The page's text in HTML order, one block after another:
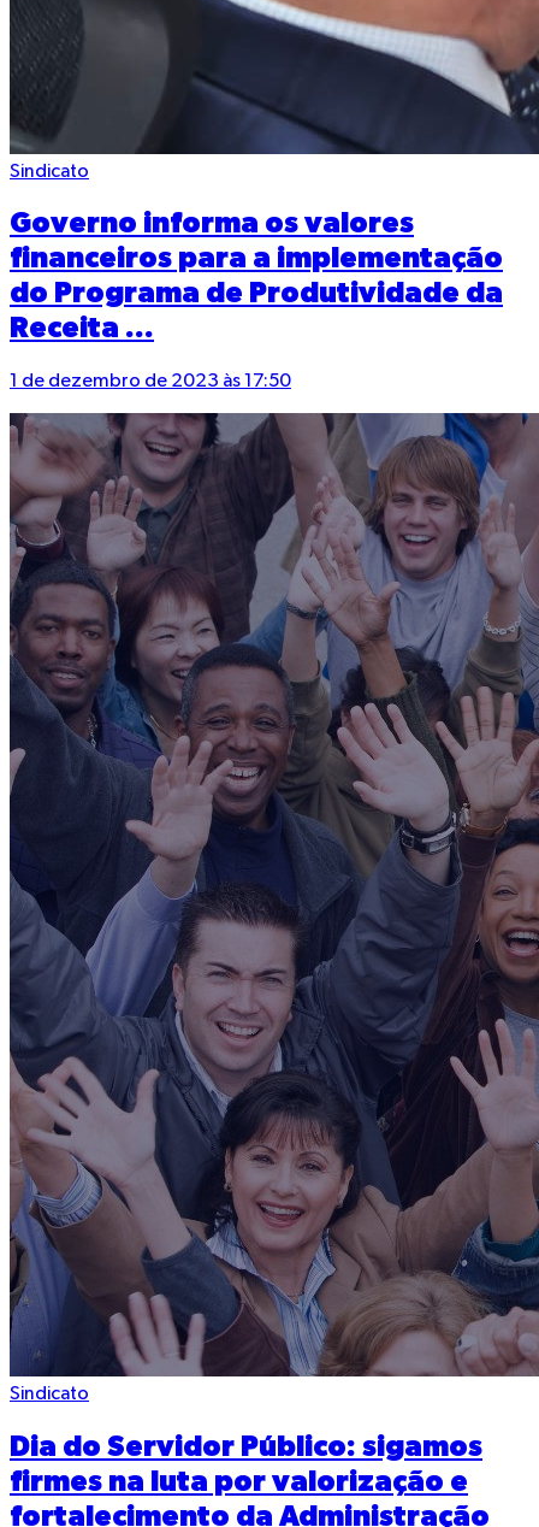
Sindicato
Governo informa os valores
financeiros para a implementação
do Programa de Produtividade da
Receita ...
1 de dezembro de 2023 às 17:50
Sindicato
Dia do Servidor Público: sigamos
firmes na luta por valorização e
fortalecimento da Administração